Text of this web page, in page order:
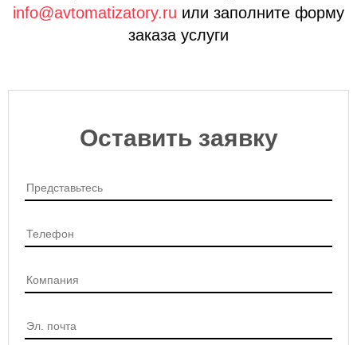
info@avtomatizatory.ru или заполните форму
заказа услуги
Оставить заявку